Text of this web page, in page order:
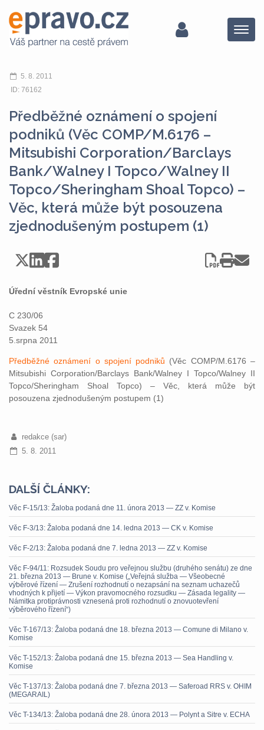
Menu
5. 8. 2011
ID: 76162
Předběžné oznámení o spojení
podniků (Věc COMP/M.6176 –
Mitsubishi Corporation/Barclays
Bank/Walney I Topco/Walney II
Topco/Sheringham Shoal Topco) –
Věc, která může být posouzena
zjednodušeným postupem (1)
Úřední věstník Evropské unie
C 230/06
Svazek 54
5.srpna 2011
Předběžné oznámení o spojení podniků (Věc COMP/M.6176 –
Mitsubishi Corporation/Barclays Bank/Walney I Topco/Walney II
Topco/Sheringham Shoal Topco) – Věc, která může být
posouzena zjednodušeným postupem (1)
redakce (sar)
5. 8. 2011
DALŠÍ ČLÁNKY:
Věc F-15/13: Žaloba podaná dne 11. února 2013 — ZZ v. Komise
Věc F-3/13: Žaloba podaná dne 14. ledna 2013 — CK v. Komise
Věc F-2/13: Žaloba podaná dne 7. ledna 2013 — ZZ v. Komise
Věc F-94/11: Rozsudek Soudu pro veřejnou službu (druhého senátu) ze dne
21. března 2013 — Brune v. Komise („Veřejná služba — Všeobecné
výběrové řízení — Zrušení rozhodnutí o nezapsání na seznam uchazečů
vhodných k přijetí — Výkon pravomocného rozsudku — Zásada legality —
Námitka protiprávnosti vznesená proti rozhodnutí o znovuotevření
výběrového řízení“)
Věc T-167/13: Žaloba podaná dne 18. března 2013 — Comune di Milano v.
Komise
Věc T-152/13: Žaloba podaná dne 15. března 2013 — Sea Handling v.
Komise
Věc T-137/13: Žaloba podaná dne 7. března 2013 — Saferoad RRS v. OHIM
(MEGARAIL)
Věc T-134/13: Žaloba podaná dne 28. února 2013 — Polynt a Sitre v. ECHA